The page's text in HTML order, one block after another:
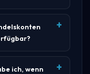
ich, wenn